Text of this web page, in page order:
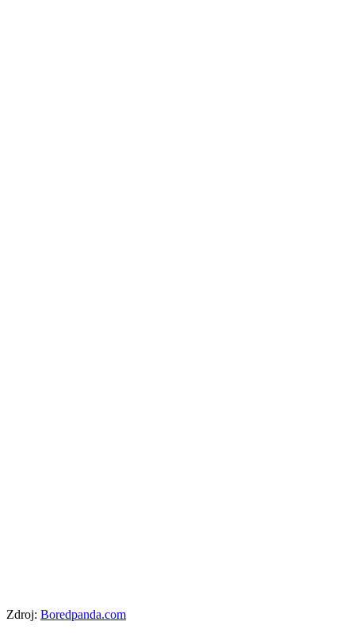
Zdroj: Boredpanda.com